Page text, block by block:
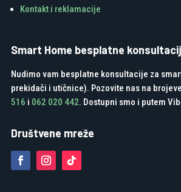
Kontakt i reklamacije
Smart Home besplatne
Nudimo vam besplatne konsultacije za
prekidači i utičnice). Pozovite nas na
516 i 062 020 442. Dostupni smo i putem
Društvene mreže